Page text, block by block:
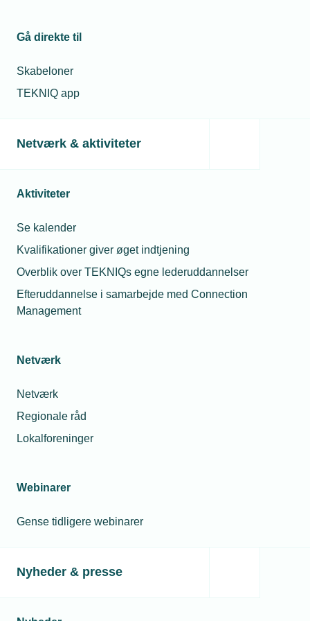
Gå direkte til
Skabeloner
TEKNIQ app
Netværk & aktiviteter
Aktiviteter
Se kalender
Kvalifikationer giver øget indtjening
Overblik over TEKNIQs egne lederuddannelser
Efteruddannelse i samarbejde med Connection
Management
Netværk
Netværk
Regionale råd
Lokalforeninger
Webinarer
Gense tidligere webinarer
Nyheder & presse
04. jul. 2022
Nye tal: Inflationen faldt mærkbart i
november
Relaterede nyheder
04. juli 2022
Der er nu flere industrivirksomheder, som forventer